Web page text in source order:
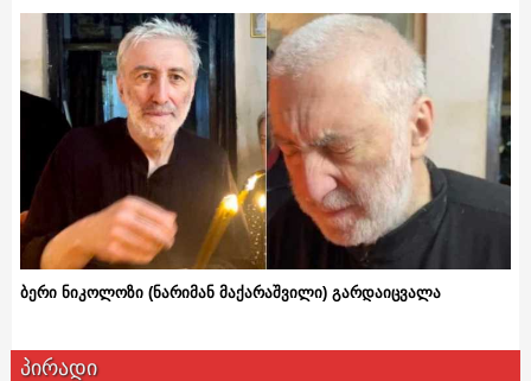
ბერი ნიკოლოზი (ნარიმან მაქარაშვილი) გარდაიცვალა
პირადი